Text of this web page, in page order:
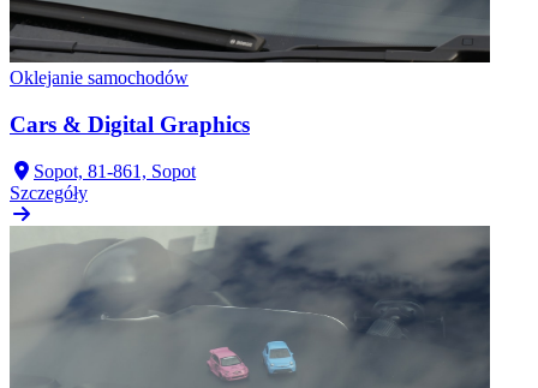
Oklejanie samochodów
Cars & Digital Graphics
Sopot, 81-861, Sopot
Szczegóły